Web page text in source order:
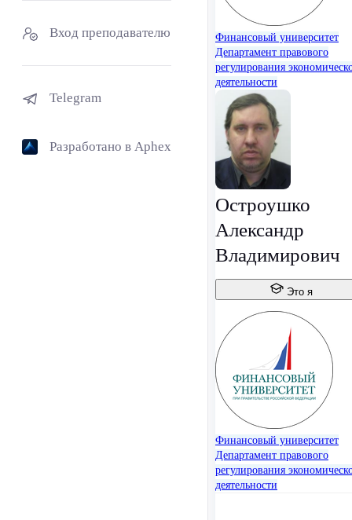
Вход преподавателю
Telegram
Разработано в Aphex
Финансовый университет
Департамент правового
регулирования
деятельности
Остроушко
Александр
Владимирович
Это я
Финансовый университет
Департамент правового
регулирования
деятельности